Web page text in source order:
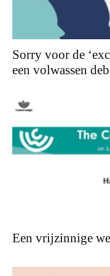
Sorry voor de
een volwassen
Een vrijzinnige